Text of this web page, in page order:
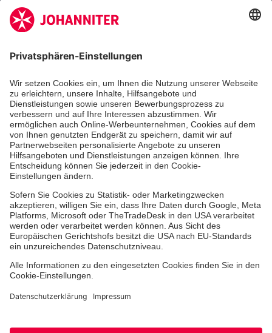
Aus- & Fortbildungen
Erste-Hilfe-Kurse
Jobs & Ehrenamt
Freiwilligendienst
Spendenprojekte
Johanniter-Jugend
Einrichtungen